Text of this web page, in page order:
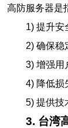
高防服务器是
1) 提升安
2) 确保稳
3) 增强用
4) 降低损
5) 提供技
3. 台湾